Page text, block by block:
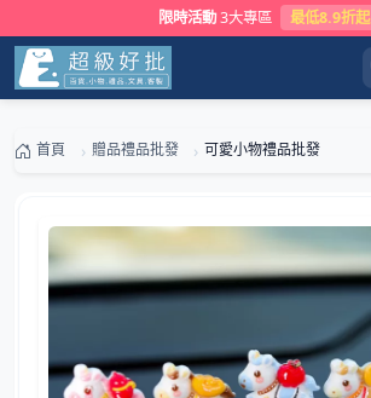
限時活動 3大專區 最低8.9折起
首頁 贈品禮品批發 可愛小物禮品批發